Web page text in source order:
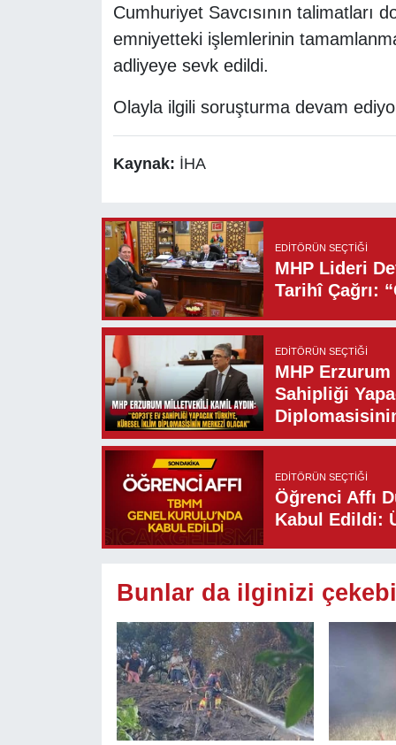
Cumhuriyet Savcısının talimatları
emniyetteki işlemlerinin
adliyeye sevk edildi.
Olayla ilgili soruşturma devam
Kaynak: İHA
EDITÖRÜN SEÇTIĞI
MHP Lideri
Tarihî Çağrı:
EDITÖRÜN SEÇTIĞI
MHP
Sahipliği
EDITÖRÜN SEÇTIĞI
Öğrenci Affı
Kabul Edildi:
Bunlar da ilginizi